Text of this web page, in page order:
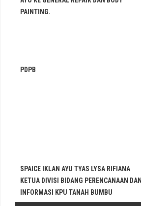
PAINTING.
PDPB
SPAICE IKLAN AYU TYAS LYSA RIFIANA
KETUA DIVISI BIDANG PERENCANAAN DAN
INFORMASI KPU TANAH BUMBU